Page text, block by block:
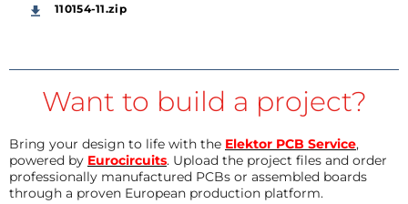
110154-11.zip
Want to build a project?
Bring your design to life with the Elektor PCB Service,
powered by Eurocircuits. Upload the project files and order
professionally manufactured PCBs or assembled boards
through a proven European production platform.